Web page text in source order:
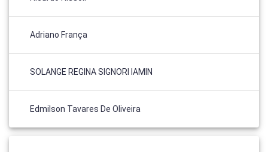
Adriano França
SOLANGE REGINA SIGNORI IAMIN
Edmilson Tavares De Oliveira